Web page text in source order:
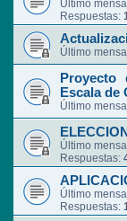
Último
Respuestas:
Último
Escala de
Último
Último
Respuestas:
Último
Respuestas: